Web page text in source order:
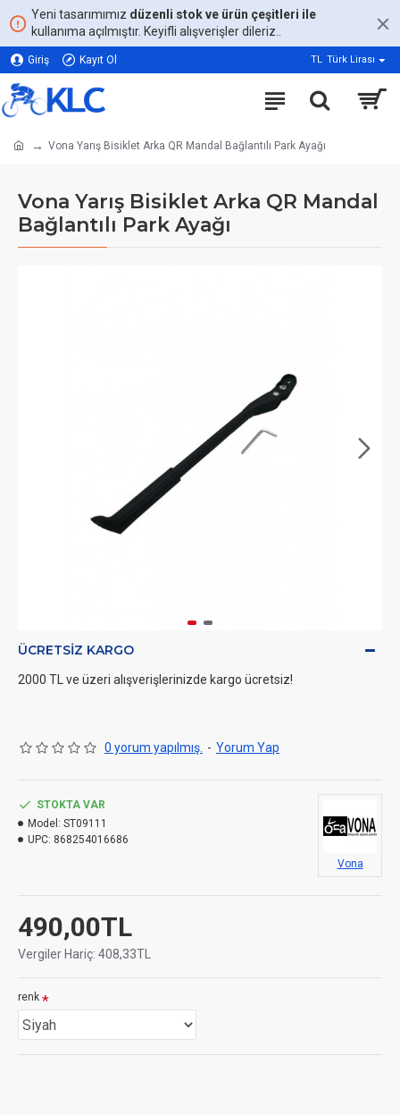
Yeni tasarımımız düzenli stok ve ürün çeşitleri ile
kullanıma açılmıştır. Keyifli alışverişler dileriz..
Giriş Kayıt Ol TL Türk Lirası
Vona Yarış Bisiklet Arka QR Mandal Bağlantılı Park Ayağı
Vona Yarış Bisiklet Arka QR Mandal
Bağlantılı Park Ayağı
ÜCRETSIZ KARGO
2000 TL ve üzeri alışverişlerinizde kargo ücretsiz!
0 yorum yapılmış. - Yorum Yap
490,00TL
Vergiler Hariç: 408,33TL
STOKTA VAR
Model: ST09111
UPC: 868254016686
Vona
renk